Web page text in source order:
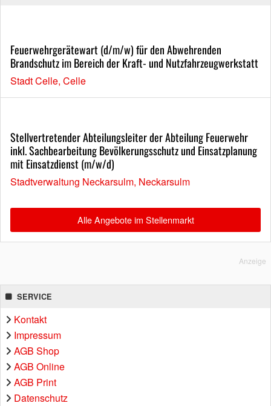
Feuerwehrgerätewart (d/m/w) für den Abwehrenden
Brandschutz im Bereich der Kraft- und Nutzfahrzeugwerkstatt
Stadt Celle, Celle
Stellvertretender Abteilungsleiter der Abteilung Feuerwehr
inkl. Sachbearbeitung Bevölkerungsschutz und Einsatzplanung
mit Einsatzdienst (m/w/d)
Stadtverwaltung Neckarsulm, Neckarsulm
Alle Angebote im Stellenmarkt
Anzeige
SERVICE
Kontakt
Impressum
AGB Shop
AGB Online
AGB Print
Datenschutz